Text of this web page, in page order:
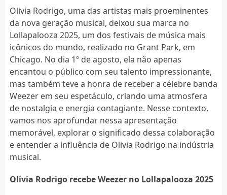
Olivia Rodrigo, uma das artistas mais proeminentes
da nova geração musical, deixou sua marca no
Lollapalooza 2025, um dos festivais de música mais
icônicos do mundo, realizado no Grant Park, em
Chicago. No dia 1º de agosto, ela não apenas
encantou o público com seu talento impressionante,
mas também teve a honra de receber a célebre banda
Weezer em seu espetáculo, criando uma atmosfera
de nostalgia e energia contagiante. Nesse contexto,
vamos nos aprofundar nessa apresentação
memorável, explorar o significado dessa colaboração
e entender a influência de Olivia Rodrigo na indústria
musical.
Olivia Rodrigo recebe Weezer no Lollapalooza 2025